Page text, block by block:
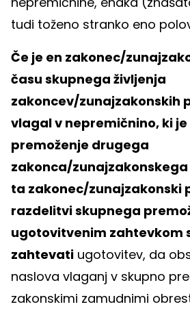
tudi toženo stranko eno
Če je en zakonec/
času skupnega življenja
zakoncev/zunajzakonskih
vlagal v nepremičnino, ki
premoženje drugega
zakonca/
ta zakonec/zunajzakonski
razdelitvi skupnega
ugotovitvenim zahtevkom
zahtevati ugotovitev, da
naslova vlaganj v skupno
zakonskimi zamudnimi